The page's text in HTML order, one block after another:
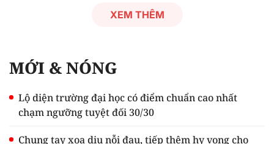
XEM THÊM
MỚI & NÓNG
Lộ diện trường đại học có điểm chuẩn cao nhất
chạm ngưỡng tuyệt đối 30/30
Chung tay xoa dịu nỗi đau, tiếp thêm hy vọng cho